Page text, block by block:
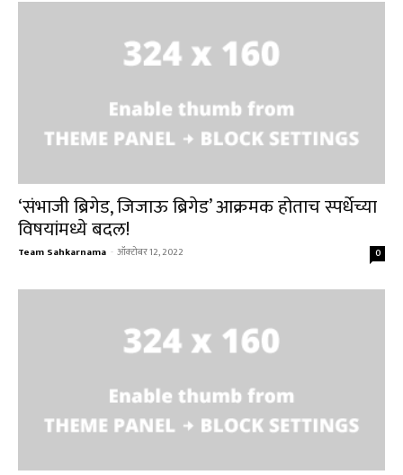
‘संभाजी ब्रिगेड, जिजाऊ ब्रिगेड’ आक्रमक होताच स्पर्धेच्या
विषयांमध्ये बदल!
Team Sahkarnama - ऑक्टोबर 12, 2022 0